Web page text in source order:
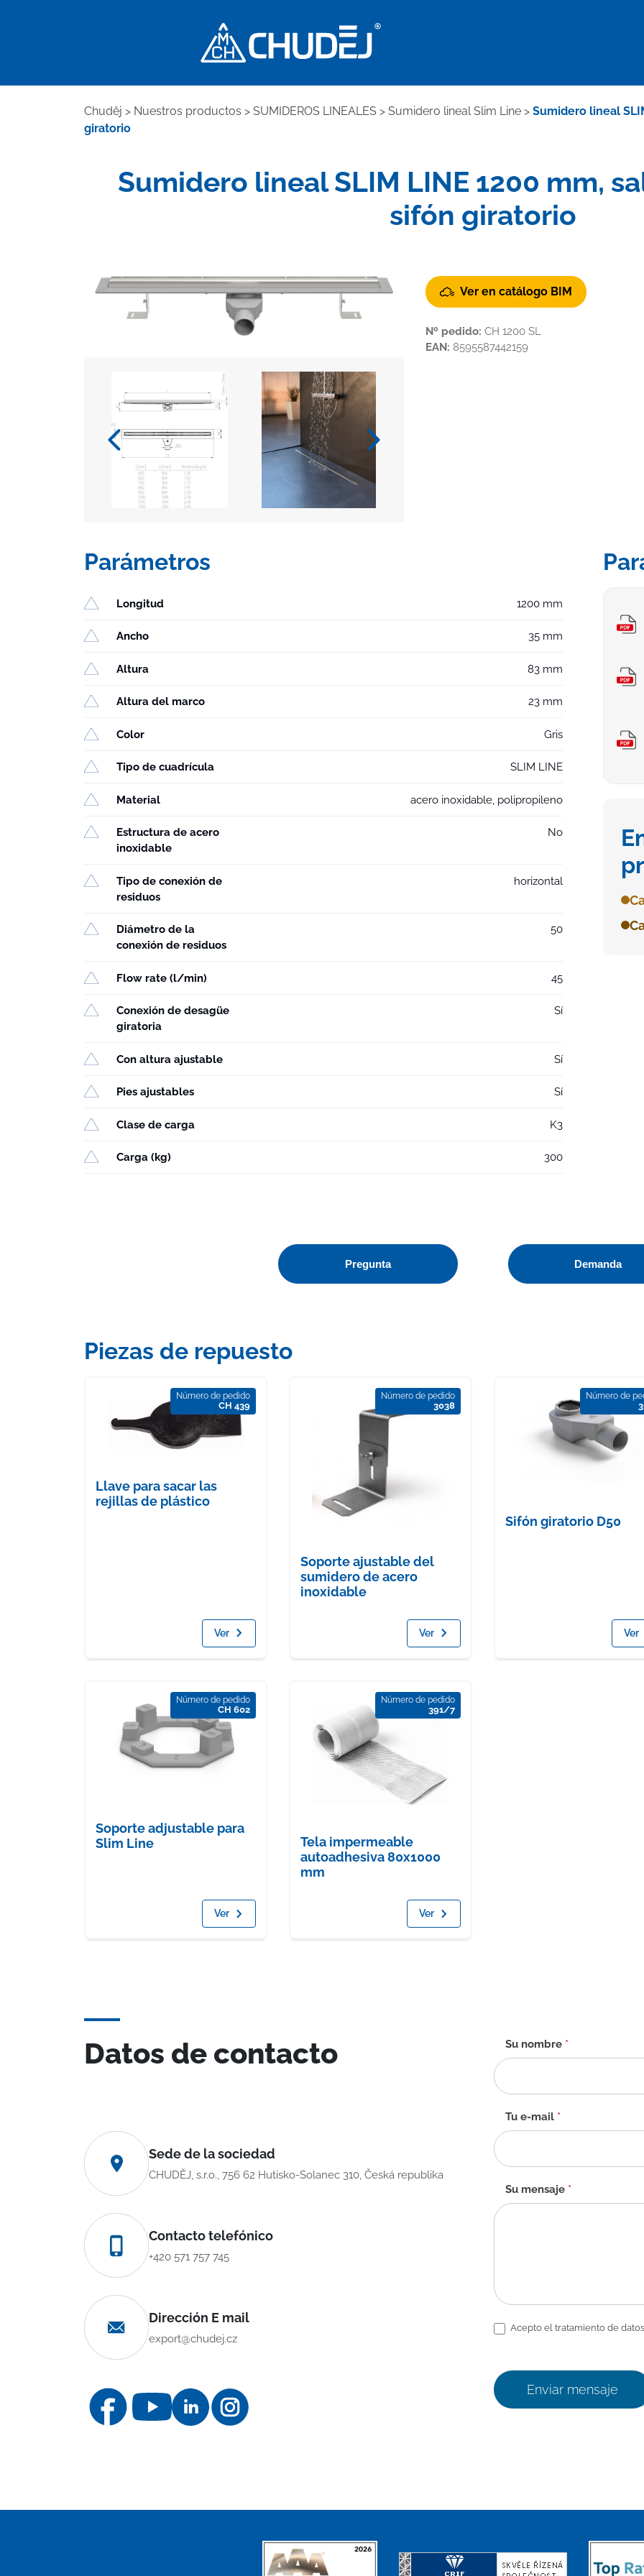
Chuděj > Nuestros productos > SUMIDEROS LINEALES > Sumidero lineal Slim Line > Sumidero lineal
giratorio
Sumidero lineal SLIM LINE 1200 mm,
sifón giratorio
Ver en catálogo BIM
Nº pedido: CH 1200 SL
EAN: 8595587442159
Parámetros
Longitud 1200 mm
Ancho 35 mm
Altura 83 mm
Altura del marco 23 mm
Color Gris
Tipo de cuadrícula SLIM LINE
Material acero inoxidable, polipropileno
Estructura de acero
inoxidable
No
Tipo de conexión de
residuos
horizontal
Diámetro de la
conexión de residuos
50
Flow rate (l/min) 45
Conexión de desagüe
giratoria
Sí
Con altura ajustable Sí
Pies ajustables Sí
Clase de carga K3
Carga (kg) 300
Pregunta Demanda
Piezas de repuesto
Número de pedido
CH 439
Llave para sacar las
rejillas de plástico
Ver
Número de pedido
3038
Soporte ajustable del
sumidero de acero
inoxidable
Ver
Número de
Sifón giratorio D50
Ver
Número de pedido
CH 602
Soporte adjustable para
Slim Line
Ver
Número de pedido
391/7
Tela impermeable
autoadhesiva 80x1000
mm
Ver
Datos de contacto
Sede de la sociedad
CHUDĚJ, s.r.o., 756 62 Hutisko-Solanec 310, Česká republika
Contacto telefónico
+420 571 757 745
Dirección E mail
export@chudej.cz
Formulario
de
contacto
-
Su nombre *
Tu e-mail *
Su mensaje *
Acepto el tratamiento de
Enviar mensaje